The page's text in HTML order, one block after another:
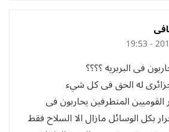
فى البربريه ؟؟؟؟
له الحق فى كل شيء
المتطرفين يحاربون فى
بكل الوسائل مازال الا السلاح فقط